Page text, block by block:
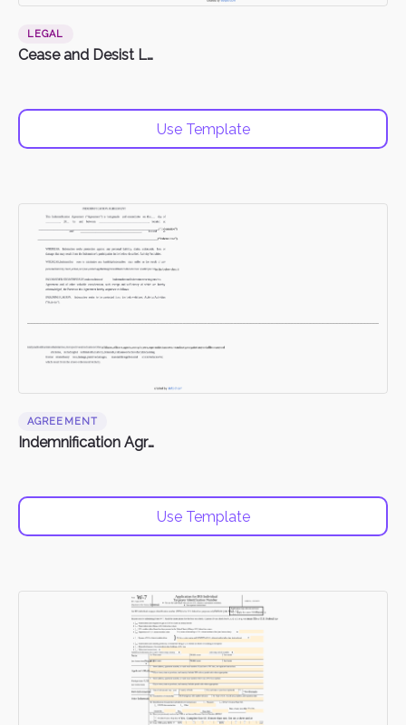
LEGAL
Cease and Desist Letter
Use Template
AGREEMENT
Indemnification Agreement
Use Template